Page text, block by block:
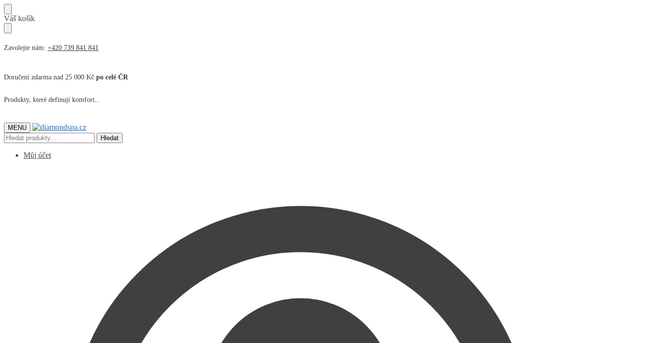
Přeskočit
na
navigaci
Přeskočit
na
obsah
Váš košík
Zavolejte nám: +420 739 841 841
Doručení zdarma nad 25 000 Kč po celé ČR
Produkty, které definují komfort...
MENU
Hledat: Hledat
Můj účet